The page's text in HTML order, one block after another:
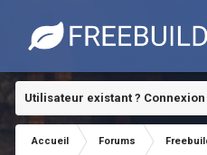
Utilisateur existant ? Connexion
Accueil Forums